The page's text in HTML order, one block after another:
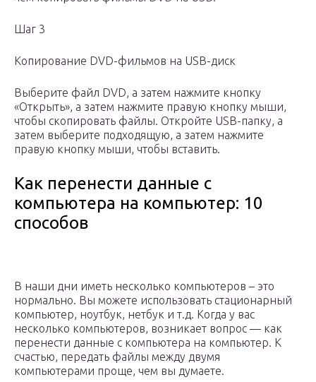
Шаг 3
Копирование DVD-фильмов на USB-диск
Выберите файл DVD, а затем нажмите кнопку
«Открыть», а затем нажмите правую кнопку мыши,
чтобы скопировать файлы. Откройте USB-папку, а
затем выберите подходящую, а затем нажмите
правую кнопку мыши, чтобы вставить.
Как перенести данные с
компьютера на компьютер: 10
способов
В наши дни иметь несколько компьютеров – это
нормально. Вы можете использовать стационарный
компьютер, ноутбук, нетбук и т.д. Когда у вас
несколько компьютеров, возникает вопрос — как
перенести данные с компьютера на компьютер. К
счастью, передать файлы между двумя
компьютерами проще, чем вы думаете.